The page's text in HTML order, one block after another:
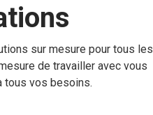
sur mesure pour tous les
de travailler avec vous
tous vos besoins.